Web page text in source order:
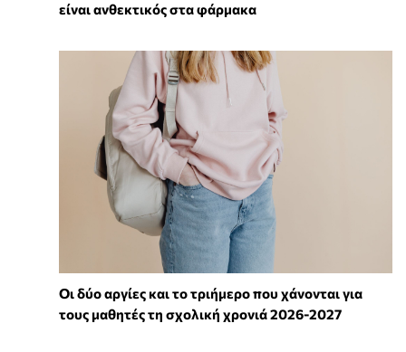
είναι ανθεκτικός στα φάρμακα
Οι δύο αργίες και το τριήμερο που χάνονται για
τους μαθητές τη σχολική χρονιά 2026-2027